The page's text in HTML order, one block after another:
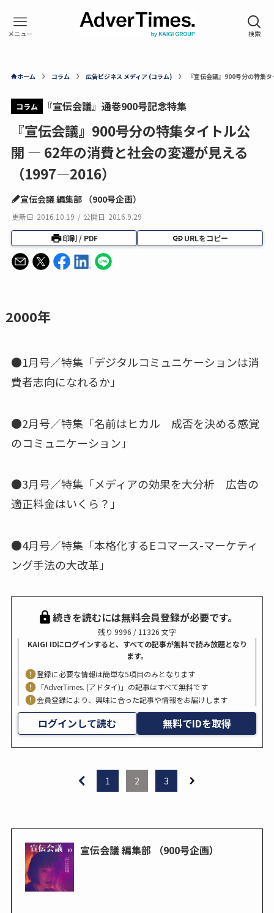
ホーム コラム 広告ビジネス メディア (コラム) 『宣伝会議』900号分の特集
コラム 『宣伝会議』通巻900号記念特集
『宣伝会議』900号分の特集タイトル公
開 — 62年の消費と社会の変遷が見える
（1997—2016）
宣伝会議 編集部 （900号企画）
更新日 2016.10.19 / 公開日 2016.9.29
印刷 / PDF URLをコピー
2000年
●1月号／特集「デジタルコミュニケーションは消
費者志向になれるか」
●2月号／特集「名前はヒカル 成否を決める感覚
のコミュニケーション」
●3月号／特集「メディアの効果を大分析 広告の
適正料金はいくら？」
●4月号／特集「本格化するEコマース-マーケティ
ング手法の大改革」
続きを読むには無料会員登録が必要です。
残り 9996 / 11326 文字
KAIGI IDにログインすると、すべての記事が無料で読み放題となり
ます。
登録に必要な情報は簡単な5項目のみとなります
「AdverTimes. (アドタイ)」の記事はすべて無料です
会員登録により、興味に合った記事や情報をお届けします
ログインして読む 無料でIDを取得
1 2 3
宣伝会議 編集部 （900号企画）